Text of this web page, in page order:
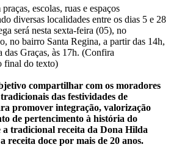
escolas, ruas e espaços
diversas localidades entre os dias 5 e 28
será nesta sexta-feira (05), no
no bairro Santa Regina, a partir das 14h,
das Graças, às 17h. (Confira
final do texto)
compartilhar com os moradores
das festividades de
promover integração, valorização
de pertencimento à história do
a tradicional receita da Dona Hilda
receita doce por mais de 20 anos.